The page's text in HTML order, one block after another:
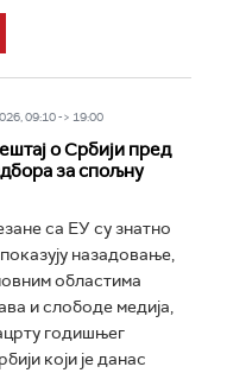
09:10 -> 19:00
о Србији пред
за спољну
са ЕУ су знатно
назадовање,
областима
и слободе медија,
годишњег
који је данас